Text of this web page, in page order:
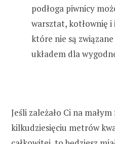
podłoga piwnicy
warsztat, kotłownię
które nie są
układem dla
Jeśli zależało Ci na
kilkudziesięciu metrów